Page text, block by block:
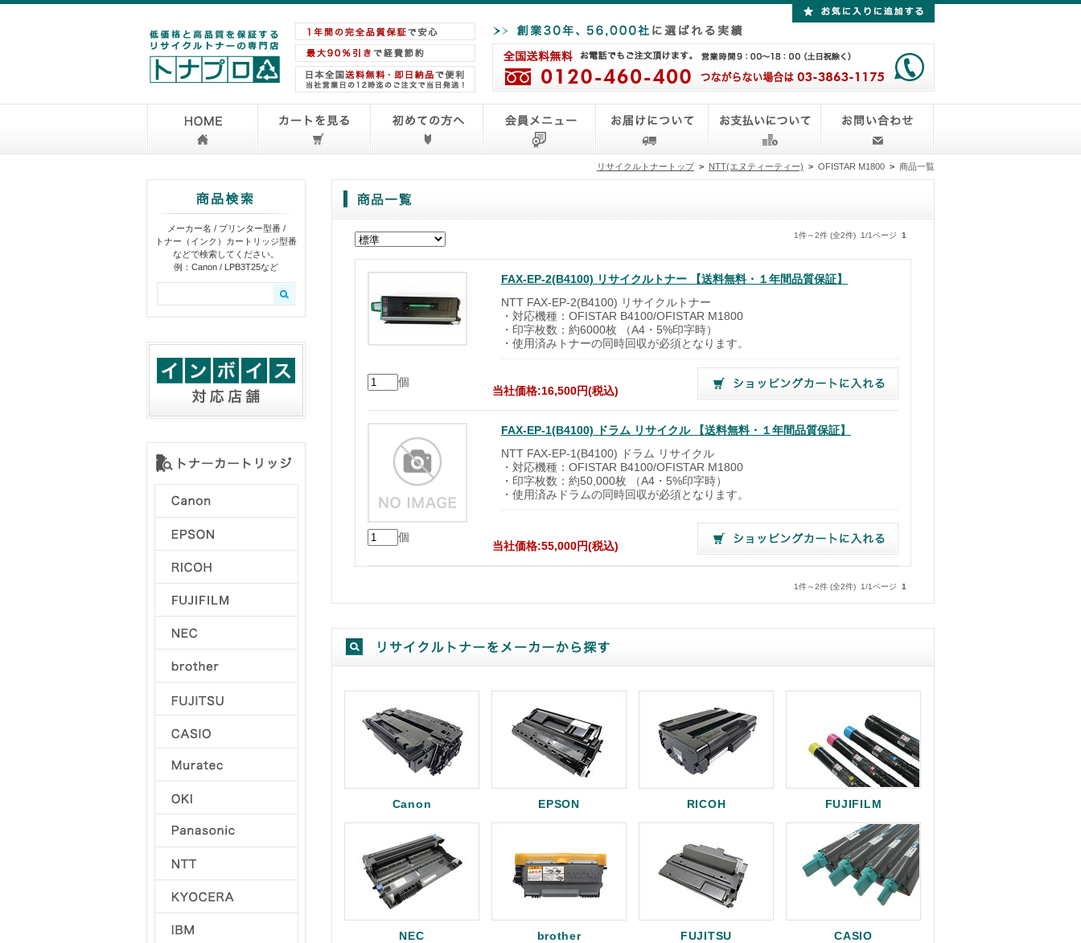
リサイクルトナートップ > NTT(エヌティーティー) > OFISTAR M1800 > 商品一覧
メーカー名 / プリンター型番 /
トナー（インク）カートリッジ型番
などで検索してください。
例：Canon / LPB3T25など
1件～2件 (全2件) 1/1ページ 1
FAX-EP-2(B4100) リサイクルトナー 【送料無料・１年間品質保証】
NTT FAX-EP-2(B4100) リサイクルトナー
・対応機種：OFISTAR B4100/OFISTAR M1800
・印字枚数：約6000枚 （A4・5%印字時）
・使用済みトナーの同時回収が必須となります。
個
当社価格:16,500円(税込)
FAX-EP-1(B4100) ドラム リサイクル 【送料無料・１年間品質保証】
NTT FAX-EP-1(B4100) ドラム リサイクル
・対応機種：OFISTAR B4100/OFISTAR M1800
・印字枚数：約50,000枚 （A4・5%印字時）
・使用済みドラムの同時回収が必須となります。
個
当社価格:55,000円(税込)
1件～2件 (全2件) 1/1ページ 1
Canon EPSON RICOH FUJIFILM
NEC brother FUJITSU CASIO